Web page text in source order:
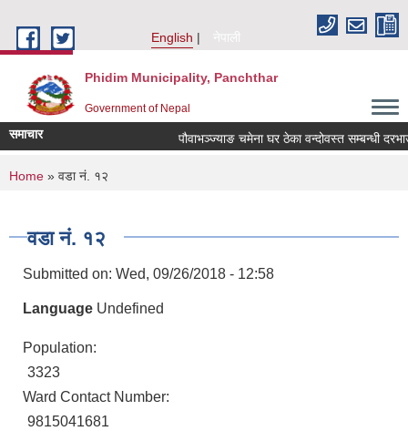
English
नेपाली
Phidim Municipality, Panchthar
Government of Nepal
समाचार पौवाभञ्ज्याङ चमेना घर ठेका वन्दोवस्त सम्बन्धी
You are here
Home » वडा नं. १२
वडा नं. १२
Submitted on: Wed, 09/26/2018 - 12:58
Language Undefined
Population:
3323
Ward Contact Number:
9815041681